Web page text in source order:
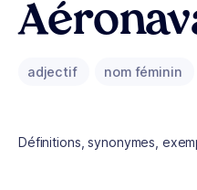
adjectif nom féminin
Définitions, synonymes,